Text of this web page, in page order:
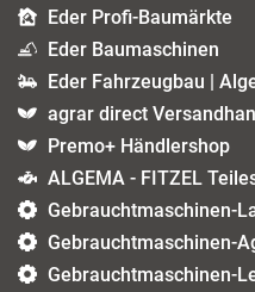
Eder Profi-Baumärkte
Eder Baumaschinen
Eder Fahrzeugbau |
agrar direct
Premo+ Händlershop
ALGEMA - FITZEL
Gebrauchtmaschinen-
Gebrauchtmaschinen-
Gebrauchtmaschinen-